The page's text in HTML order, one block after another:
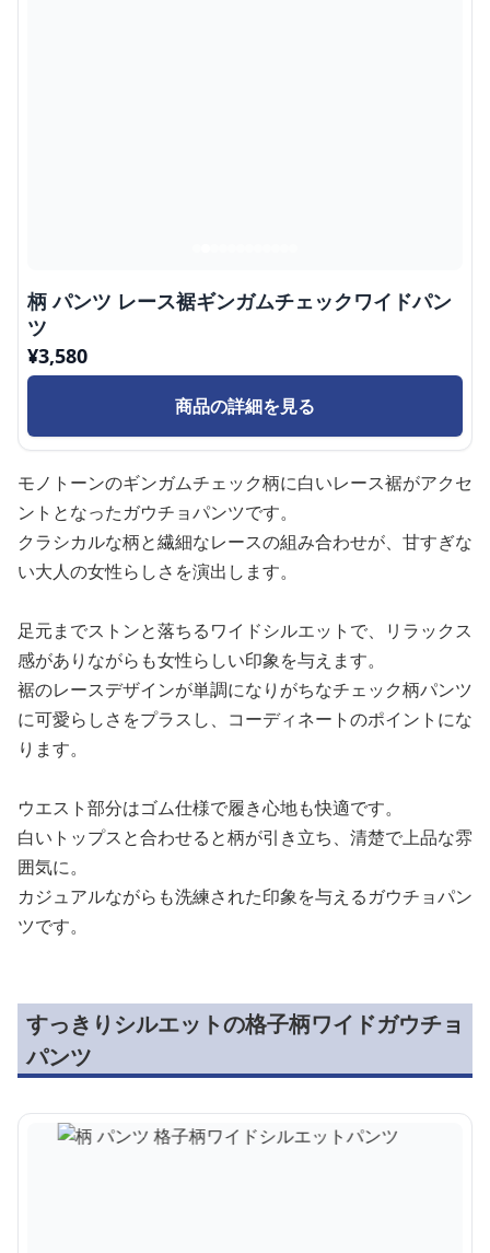
柄 パンツ レース裾ギンガムチェックワイドパン
ツ
¥3,580
商品の詳細を見る
モノトーンのギンガムチェック柄に白いレース裾がアクセ
ントとなったガウチョパンツです。
クラシカルな柄と繊細なレースの組み合わせが、甘すぎな
い大人の女性らしさを演出します。
足元までストンと落ちるワイドシルエットで、リラックス
感がありながらも女性らしい印象を与えます。
裾のレースデザインが単調になりがちなチェック柄パンツ
に可愛らしさをプラスし、コーディネートのポイントにな
ります。
ウエスト部分はゴム仕様で履き心地も快適です。
白いトップスと合わせると柄が引き立ち、清楚で上品な雰
囲気に。
カジュアルながらも洗練された印象を与えるガウチョパン
ツです。
すっきりシルエットの格子柄ワイドガウチョ
パンツ